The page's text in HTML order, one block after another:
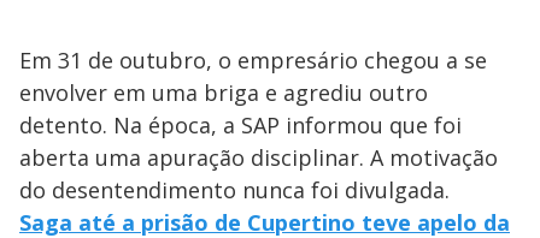
Em 31 de outubro, o empresário chegou a se
envolver em uma briga e agrediu outro
detento. Na época, a SAP informou que foi
aberta uma apuração disciplinar. A motivação
do desentendimento nunca foi divulgada.
Saga até a prisão de Cupertino teve apelo da